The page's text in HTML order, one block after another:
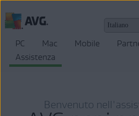
PC Mac Mobile
Assistenza
Benvenuto